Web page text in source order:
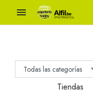

Tiendas